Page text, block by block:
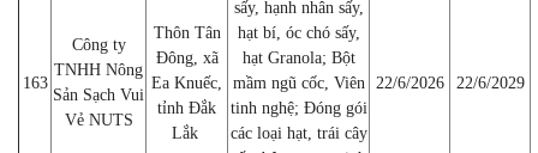
163
Công ty
TNHH Nông
Sản Sạch Vui
Vẻ NUTS
Thôn Tân
Đông, xã
Ea Knuếc,
tỉnh Đắk
Lắk
sấy, hạnh nhân sấy,
hạt bí, óc chó sấy,
hạt Granola; Bột
mầm ngũ cốc, Viên
tinh nghệ; Đóng gói
các loại hạt, trái cây
22/6/2026 22/6/2029